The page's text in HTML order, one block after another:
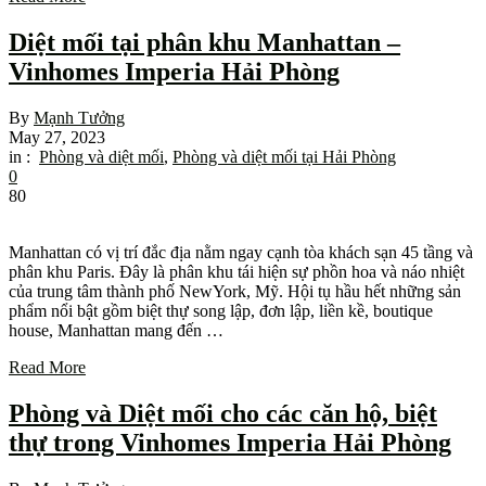
Diệt mối tại phân khu Manhattan –
Vinhomes Imperia Hải Phòng
By Mạnh Tưởng
May 27, 2023
in : Phòng và diệt mối, Phòng và diệt mối tại Hải Phòng
0
80
Manhattan có vị trí đắc địa nằm ngay cạnh tòa khách sạn 45 tầng và
phân khu Paris. Đây là phân khu tái hiện sự phồn hoa và náo nhiệt
của trung tâm thành phố NewYork, Mỹ. Hội tụ hầu hết những sản
phẩm nổi bật gồm biệt thự song lập, đơn lập, liền kề, boutique
house, Manhattan mang đến …
Read More
Phòng và Diệt mối cho các căn hộ, biệt
thự trong Vinhomes Imperia Hải Phòng